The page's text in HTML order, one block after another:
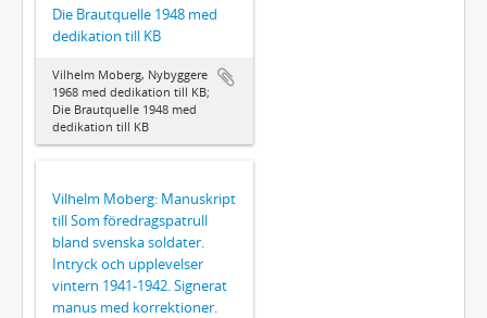
Die Brautquelle 1948 med
dedikation till KB
Vilhelm Moberg, Nybyggere
1968 med dedikation till KB;
Die Brautquelle 1948 med
dedikation till KB
Vilhelm Moberg: Manuskript
till Som föredragspatrull
bland svenska soldater.
Intryck och upplevelser
vintern 1941-1942. Signerat
manus med korrektioner.